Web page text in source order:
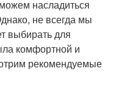
насладиться
не всегда мы
выбирать для
комфортной и
рекомендуемые